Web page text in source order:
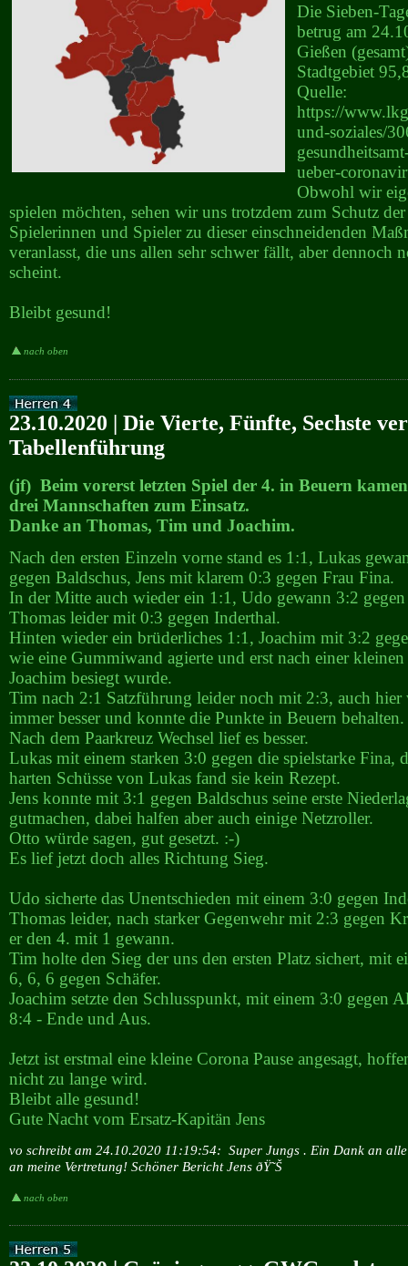
Die Sieben-
betrug am
Gießen
Stadtgebiet
Quelle:
https://
und-soziales/
ueber-
Obwohl wir
spielen möchten, sehen wir uns trotzdem zum Schutz
Spielerinnen und Spieler zu dieser einschneidenden
veranlasst, die uns allen sehr schwer fällt, aber dennoch
scheint.
Bleibt gesund!
nach oben
23.10.2020 | Die Vierte, Fünfte, Sechste
Tabellenführung
(jf) Beim vorerst letzten Spiel der 4. in Beuern
drei Mannschaften zum Einsatz.
Danke an Thomas, Tim und Joachim.
Nach den ersten Einzeln vorne stand es 1:1, Lukas
gegen Baldschus, Jens mit klarem 0:3 gegen Frau Fina.
In der Mitte auch wieder ein 1:1, Udo gewann 3:2
Thomas leider mit 0:3 gegen Inderthal.
Hinten wieder ein brüderliches 1:1, Joachim mit 3:2
wie eine Gummiwand agierte und erst nach einer
Joachim besiegt wurde.
Tim nach 2:1 Satzführung leider noch mit 2:3, auch hier
immer besser und konnte die Punkte in Beuern behalten.
Nach dem Paarkreuz Wechsel lief es besser.
Lukas mit einem starken 3:0 gegen die spielstarke Fina,
harten Schüsse von Lukas fand sie kein Rezept.
Jens konnte mit 3:1 gegen Baldschus seine erste
gutmachen, dabei halfen aber auch einige Netzroller.
Otto würde sagen, gut gesetzt. :-)
Es lief jetzt doch alles Richtung Sieg.
Udo sicherte das Unentschieden mit einem 3:0 gegen
Thomas leider, nach starker Gegenwehr mit 2:3 gegen
er den 4. mit 1 gewann.
Tim holte den Sieg der uns den ersten Platz sichert, mit
6, 6, 6 gegen Schäfer.
Joachim setzte den Schlusspunkt, mit einem 3:0 gegen
8:4 - Ende und Aus.
Jetzt ist erstmal eine kleine Corona Pause angesagt,
nicht zu lange wird.
Bleibt alle gesund!
Gute Nacht vom Ersatz-Kapitän Jens
vo schreibt am 24.10.2020 11:19:54: Super Jungs . Ein Dank an
an meine Vertretung! Schöner Bericht Jens ðŸ˜Š
nach oben